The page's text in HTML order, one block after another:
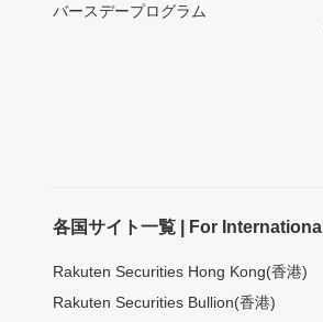
バースデープログラム
各国サイト一覧 | For International
Rakuten Securities Hong Kong(香港)
Rakuten Securities Bullion(香港)